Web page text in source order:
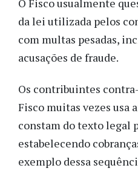
O Fisco usualmente
da lei utilizada pelos
com multas pesadas,
acusações de fraude.
Os contribuintes
Fisco muitas vezes usa
constam do texto legal
estabelecendo
exemplo dessa